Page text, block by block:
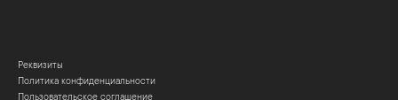
Реквизиты
Политика конфиденциальности
Пользовательское соглашение